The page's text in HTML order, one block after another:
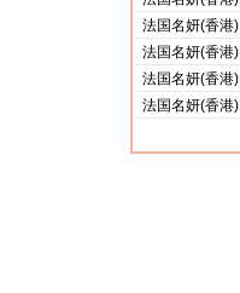
法国名妍(香港
法国名妍(香港
法国名妍(香港
法国名妍(香港